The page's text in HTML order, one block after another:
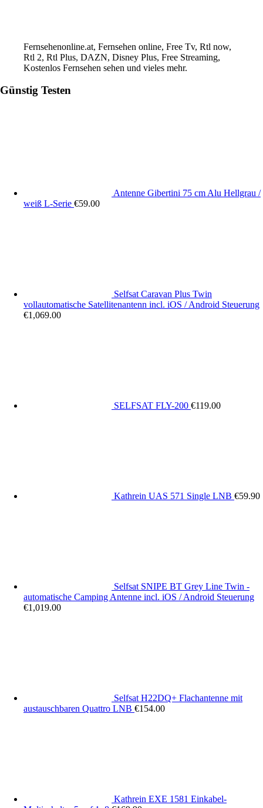
Fernsehenonline.at, Fernsehen online, Free Tv, Rtl now,
Rtl 2, Rtl Plus, DAZN, Disney Plus, Free Streaming,
Kostenlos Fernsehen sehen und vieles mehr.
Günstig Testen
Antenne Gibertini 75 cm Alu Hellgrau /
weiß L-Serie €59.00
Selfsat Caravan Plus Twin
vollautomatische Satellitenantenn incl. iOS / Android Steuerung
€1,069.00
SELFSAT FLY-200 €119.00
Kathrein UAS 571 Single LNB €59.90
Selfsat SNIPE BT Grey Line Twin -
automatische Camping Antenne incl. iOS / Android Steuerung
€1,019.00
Selfsat H22DQ+ Flachantenne mit
austauschbaren Quattro LNB €154.00
Kathrein EXE 1581 Einkabel-